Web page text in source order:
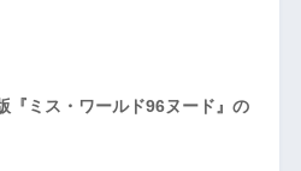
『ミス・ワールド96ヌード』の